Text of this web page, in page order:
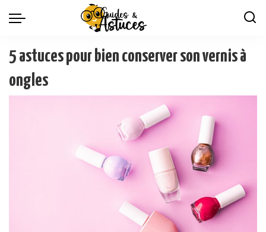
5 astuces pour bien conserver son vernis à
ongles